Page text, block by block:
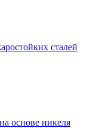
сталей
основе никеля